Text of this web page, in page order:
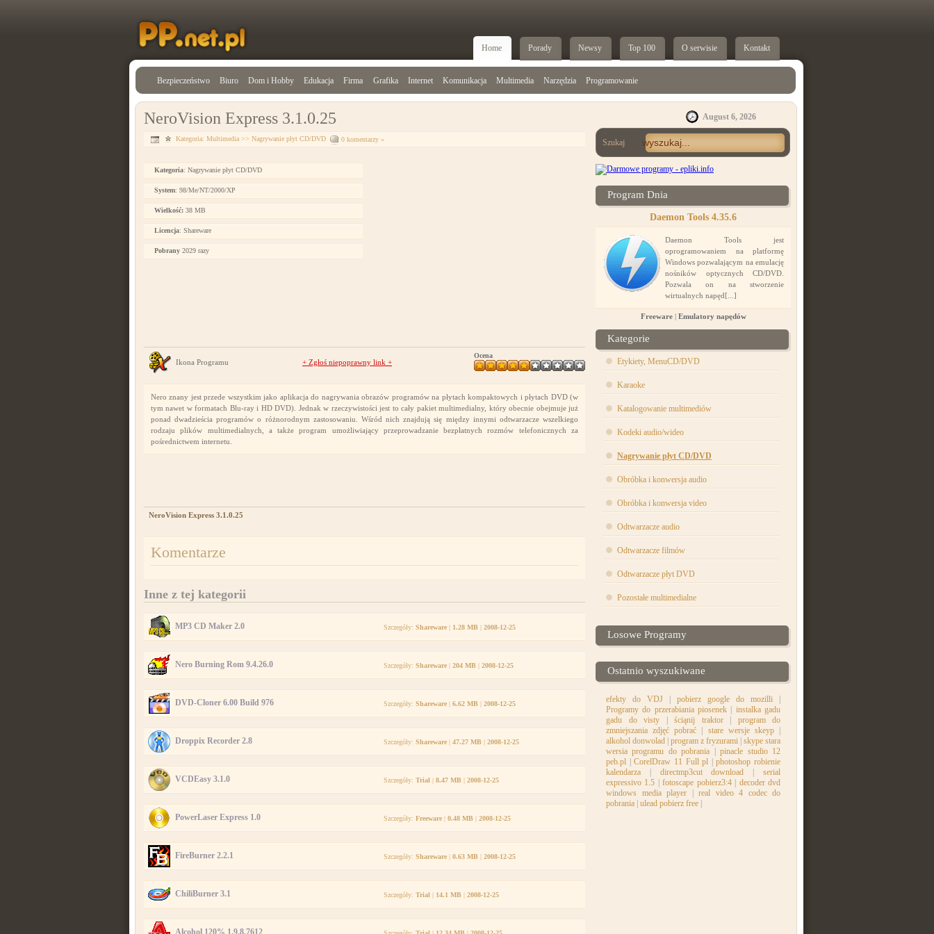
Home Porady Newsy Top 100 O serwisie Kontakt
Bezpieczeństwo Biuro Dom i Hobby Edukacja Firma Grafika Internet Komunikacja Multimedia Narzędzia Programowanie
NeroVision Express 3.1.0.25
Kategoria: Multimedia >> Nagrywanie płyt CD/DVD 0 komentarzy »
Kategoria: Nagrywanie płyt CD/DVD
System: 98/Me/NT/2000/XP
Wielkość: 38 MB
Licencja: Shareware
Pobrany 2029 razy
Ikona Programu + Zgłoś niepoprawny link +
Ocena
Nero znany jest przede wszystkim jako aplikacja do nagrywania obrazów programów na płytach kompaktowych i płytach DVD (w
tym nawet w formatach Blu-ray i HD DVD). Jednak w rzeczywistości jest to cały pakiet multimedialny, który obecnie obejmuje już
ponad dwadzieścia programów o różnorodnym zastosowaniu. Wśród nich znajdują się między innymi odtwarzacze wszelkiego
rodzaju plików multimedialnych, a także program umożliwiający przeprowadzanie bezpłatnych rozmów telefonicznych za
pośrednictwem internetu.
NeroVision Express 3.1.0.25
Komentarze
Inne z tej kategorii
MP3 CD Maker 2.0 Szczegóły: Shareware | 1.28 MB | 2008-12-25
Nero Burning Rom 9.4.26.0 Szczegóły: Shareware | 204 MB | 2008-12-25
DVD-Cloner 6.00 Build 976 Szczegóły: Shareware | 6.62 MB | 2008-12-25
Droppix Recorder 2.8 Szczegóły: Shareware | 47.27 MB | 2008-12-25
VCDEasy 3.1.0 Szczegóły: Trial | 8.47 MB | 2008-12-25
PowerLaser Express 1.0 Szczegóły: Freeware | 0.48 MB | 2008-12-25
FireBurner 2.2.1 Szczegóły: Shareware | 0.63 MB | 2008-12-25
ChiliBurner 3.1 Szczegóły: Trial | 14.1 MB | 2008-12-25
Alcohol 120% 1.9.8.7612
August 6, 2026
Szukaj
Program Dnia
Daemon Tools 4.35.6
Daemon Tools jest
oprogramowaniem na platformę
Windows pozwalającym na emulację
nośników optycznych CD/DVD.
Pozwala on na stworzenie
wirtualnych napęd[...]
Freeware| Emulatory napędów
Kategorie
Etykiety, MenuCD/DVD
Karaoke
Katalogowanie multimediów
Kodeki audio/wideo
Nagrywanie płyt CD/DVD
Obróbka i konwersja audio
Obróbka i konwersja video
Odtwarzacze audio
Odtwarzacze filmów
Odtwarzacze płyt DVD
Pozostałe multimedialne
Losowe Programy
Ostatnio wyszukiwane
efekty do VDJ pobierz google do mozilli
Programy do przerabiania piosenek
instalka gadu
gadu do visty
ściąnij traktor| program do
zmniejszania zdjęć pobrać
stare wersje skeyp|
alkohol donwolad program z fryzurami skype stara
wersia programu do pobrania |pinacle studio 12
peb.pl |CorelDraw 11 Full pl |photoshop robienie
kalendarza
directmp3cut download |serial
expressivo 1.5 |fotoscape pobierz3:4| decoder dvd
windows media player
real video 4 codec do
pobrania ulead pobierz free